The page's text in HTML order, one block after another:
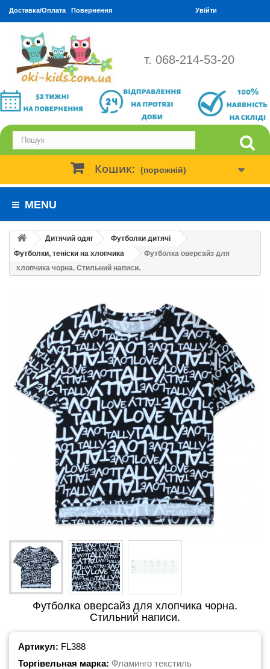
Доставка/Оплата Повернення Увійти
т. 068-214-53-20
Кошик: (порожній)
MENU
Дитячий одяг
Футболки дитячі
Футболки, теніски на хлопчика
Футболка оверсайз для
хлопчика чорна. Стильний написи.
Футболка оверсайз для хлопчика чорна.
Стильний написи.
Артикул: FL388
Торгівельная марка: Фламинго текстиль